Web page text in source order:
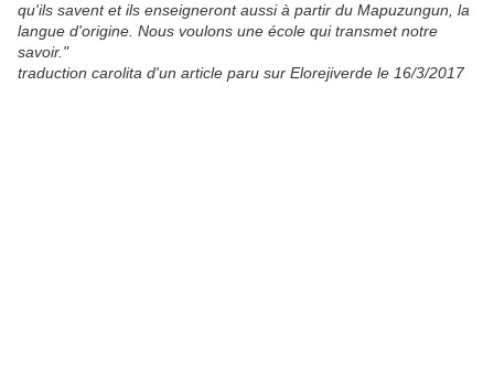
qu'ils savent et ils enseigneront aussi à partir du Mapuzungun, la
langue d'origine. Nous voulons une école qui transmet notre
savoir."
traduction carolita d'un article paru sur Elorejiverde le 16/3/2017